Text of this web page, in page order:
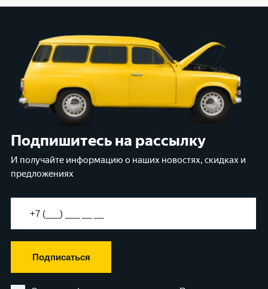
Подпишитесь на рассылку
И получайте информацию о наших новостях, скидках и
предложениях
Подписаться